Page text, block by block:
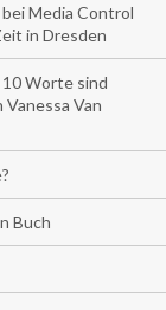
Media Control
in Dresden
Worte sind
Van
Buch